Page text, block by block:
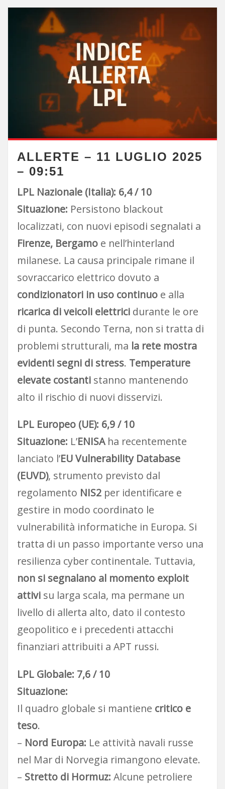
ALLERTE – 11 LUGLIO 2025
– 09:51
LPL Nazionale (Italia): 6,4 / 10
Situazione: Persistono blackout
localizzati, con nuovi episodi segnalati a
Firenze, Bergamoe nell’hinterland
milanese. La causa principale rimane il
sovraccarico elettrico dovuto a
condizionatori in uso continuoe alla
ricarica di veicoli elettricidurante le ore
di punta. Secondo Terna, non si tratta di
problemi strutturali, ma la rete mostra
evidenti segni di stress. Temperature
elevate costantistanno mantenendo
alto il rischio di nuovi disservizi.
LPL Europeo (UE): 6,9 / 10
Situazione: L’ENISAha recentemente
lanciato l’EU Vulnerability Database
(EUVD), strumento previsto dal
regolamento NIS2per identificare e
gestire in modo coordinato le
vulnerabilità informatiche in Europa. Si
tratta di un passo importante verso una
resilienza cyber continentale. Tuttavia,
non si segnalano al momento exploit
attivisu larga scala, ma permane un
livello di allerta alto, dato il contesto
geopolitico e i precedenti attacchi
finanziari attribuiti a APT russi.
LPL Globale: 7,6 / 10
Situazione:
Il quadro globale si mantiene critico e
teso.
– Nord Europa: Le attività navali russe
nel Mar di Norvegia rimangono elevate.
– Stretto di Hormuz: Alcune petroliere